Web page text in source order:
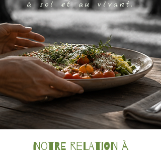
à soi et au vivant.
Notre relation à